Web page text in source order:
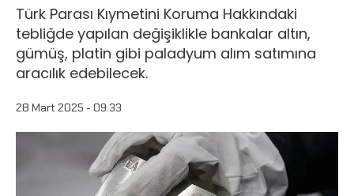
Türk Parası Kıymetini Koruma Hakkındaki
tebliğde yapılan değişiklikle bankalar altın,
gümüş, platin gibi paladyum alım satımına
aracılık edebilecek.
28 Mart 2025 - 09:33